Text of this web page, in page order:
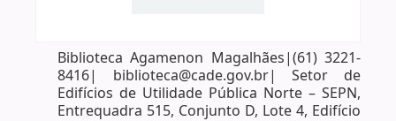
Biblioteca Agamenon Magalhães|(61) 3221-
8416| biblioteca@cade.gov.br| Setor de
Edifícios de Utilidade Pública Norte – SEPN,
Entrequadra 515, Conjunto D, Lote 4, Edifício